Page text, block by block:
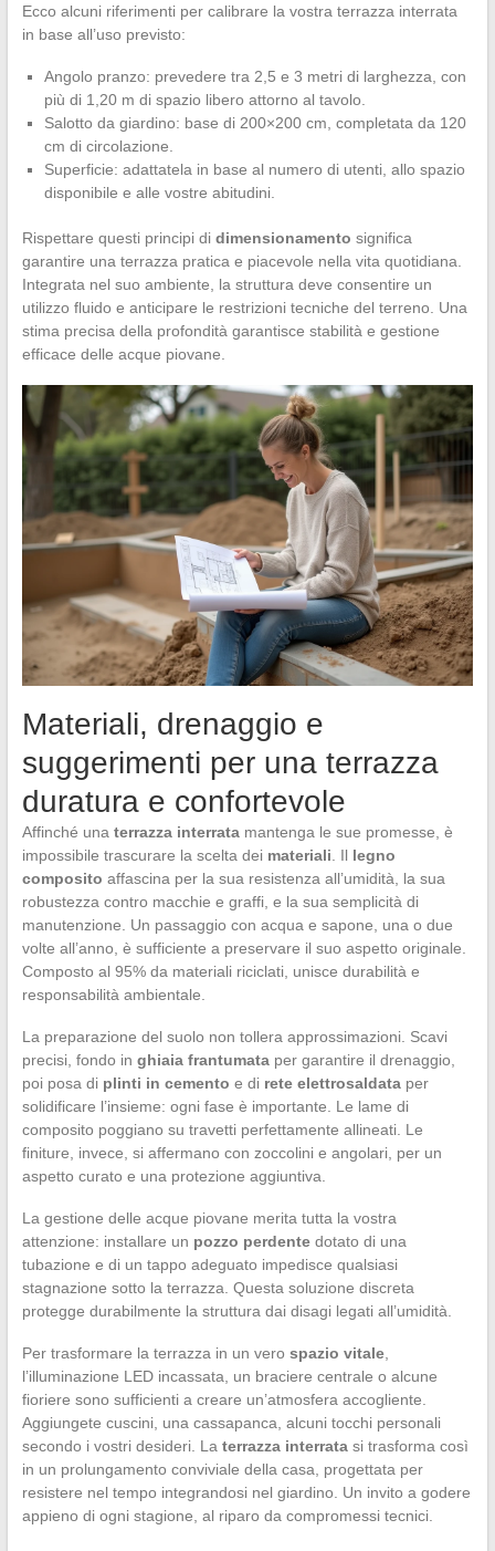
Ecco alcuni riferimenti per calibrare la vostra terrazza interrata
in base all’uso previsto:
Angolo pranzo: prevedere tra 2,5 e 3 metri di larghezza, con
più di 1,20 m di spazio libero attorno al tavolo.
Salotto da giardino: base di 200×200 cm, completata da 120
cm di circolazione.
Superficie: adattatela in base al numero di utenti, allo spazio
disponibile e alle vostre abitudini.
Rispettare questi principi di dimensionamento significa
garantire una terrazza pratica e piacevole nella vita quotidiana.
Integrata nel suo ambiente, la struttura deve consentire un
utilizzo fluido e anticipare le restrizioni tecniche del terreno. Una
stima precisa della profondità garantisce stabilità e gestione
efficace delle acque piovane.
Materiali, drenaggio e
suggerimenti per una terrazza
duratura e confortevole
Affinché una terrazza interratamantenga le sue promesse, è
impossibile trascurare la scelta dei materiali . Il legno
composito affascina per la sua resistenza all’umidità, la sua
robustezza contro macchie e graffi, e la sua semplicità di
manutenzione. Un passaggio con acqua e sapone, una o due
volte all’anno, è sufficiente a preservare il suo aspetto originale.
Composto al 95% da materiali riciclati, unisce durabilità e
responsabilità ambientale.
La preparazione del suolo non tollera approssimazioni. Scavi
precisi, fondo in ghiaia frantumataper garantire il drenaggio,
poi posa di plinti in cemento e di rete elettrosaldataper
solidificare l’insieme: ogni fase è importante. Le lame di
composito poggiano su travetti perfettamente allineati. Le
finiture, invece, si affermano con zoccolini e angolari, per un
aspetto curato e una protezione aggiuntiva.
La gestione delle acque piovane merita tutta la vostra
attenzione: installare un pozzo perdentedotato di una
tubazione e di un tappo adeguato impedisce qualsiasi
stagnazione sotto la terrazza. Questa soluzione discreta
protegge durabilmente la struttura dai disagi legati all’umidità.
Per trasformare la terrazza in un vero spazio vitale,
l’illuminazione LED incassata, un braciere centrale o alcune
fioriere sono sufficienti a creare un’atmosfera accogliente.
Aggiungete cuscini, una cassapanca, alcuni tocchi personali
secondo i vostri desideri. La terrazza interratasi trasforma così
in un prolungamento conviviale della casa, progettata per
resistere nel tempo integrandosi nel giardino. Un invito a godere
appieno di ogni stagione, al riparo da compromessi tecnici.